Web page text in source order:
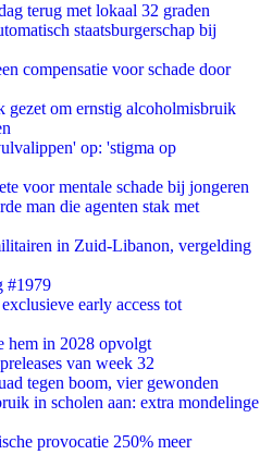
terug met lokaal 32 graden
staatsburgerschap bij
compensatie voor schade door
gezet om ernstig alcoholmisbruik
op: 'stigma op
voor mentale schade bij jongeren
man die agenten stak met
in Zuid-Libanon, vergelding
#1979
early access tot
hem in 2028 opvolgt
van week 32
tegen boom, vier gewonden
in scholen aan: extra mondelinge
provocatie 250% meer